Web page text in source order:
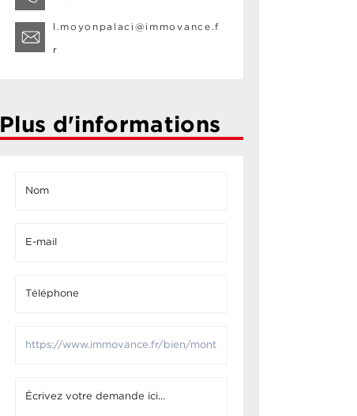
l.moyonpalaci@immovance.f
r
Plus d'informations